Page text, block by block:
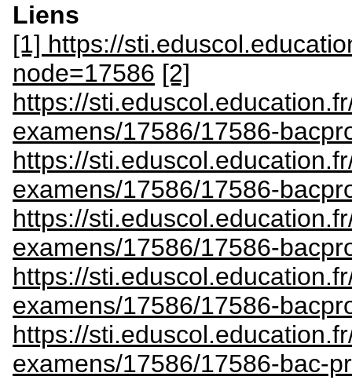
Liens
[1] https://
node=17586 [2]
https://
examens/17586/17586-
https://
examens/17586/17586-
https://
examens/17586/17586-
https://
examens/17586/17586-
https://
examens/17586/17586-bac-